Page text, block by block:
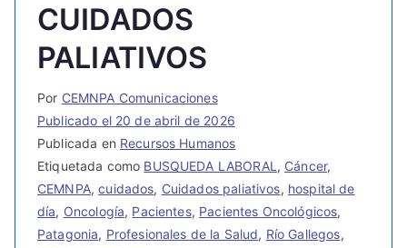
CUIDADOS
PALIATIVOS
Por CEMNPA Comunicaciones
Publicado el 20 de abril de 2026
Publicada en Recursos Humanos
Etiquetada como BUSQUEDA LABORAL , Cáncer,
CEMNPA,cuidados, Cuidados paliativos, hospital de
día, Oncología, Pacientes, Pacientes Oncológicos,
Patagonia, Profesionales de la Salud, Río Gallegos,